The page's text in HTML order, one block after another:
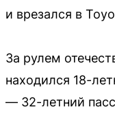
и врезался в
За рулем
находился 18-
— 32-летний